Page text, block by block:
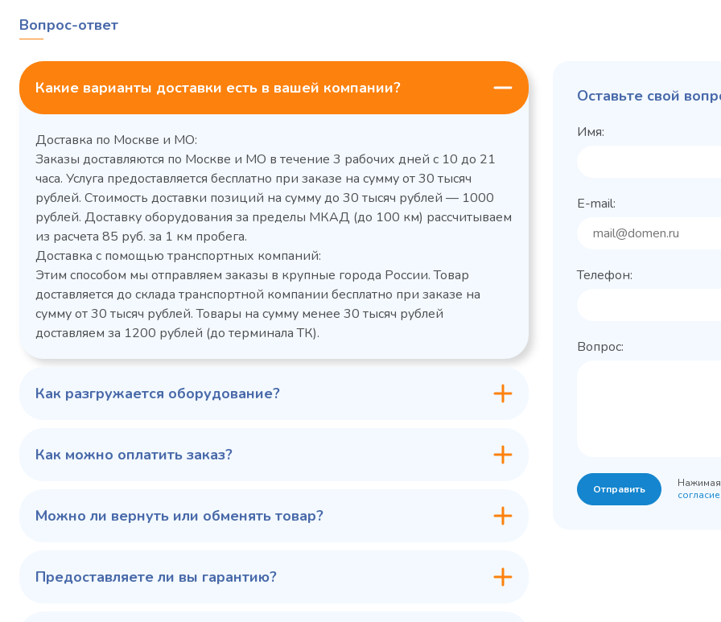
Холодильный шкаф Polair
CM105-G из нержавеющей
стали
Расход
электроэнергии за
сутки, кВт/ч, не
3,5
размеры (Д х Ш х В),
режим, °C
100 343 ₽ ✓ В наличии
Холодильный стол Polair
TM2-G
среднетемпературный
Артикул 1050421d
Габаритные
размеры (Д х Ш х В),
мм
1200x605x850/91
0
Серия столов
Grande -
102 797 ₽ ✓ В наличии
Холодильный
Polair ШХФ-0,2
Расход
Габаритные
60 775 ₽
Вопрос-ответ
Какие варианты доставки есть в вашей компании?
Доставка по Москве и МО:
Заказы доставляются по Москве и МО в течение 3 рабочих дней с 10 до 21
часа. Услуга предоставляется бесплатно при заказе на сумму от 30 тысяч
рублей. Стоимость доставки позиций на сумму до 30 тысяч рублей — 1000
рублей. Доставку оборудования за пределы МКАД (до 100 км) рассчитываем
из расчета 85 руб. за 1 км пробега.
Доставка с помощью транспортных компаний:
Этим способом мы отправляем заказы в крупные города России. Товар
доставляется до склада транспортной компании бесплатно при заказе на
сумму от 30 тысяч рублей. Товары на сумму менее 30 тысяч рублей
доставляем за 1200 рублей (до терминала ТК).
Как разгружается оборудование?
Как можно оплатить заказ?
Можно ли вернуть или обменять товар?
Предоставляете ли вы гарантию?
Оставьте свой
Имя:
E-mail:
Телефон:
Вопрос:
Отправить
Нажимая